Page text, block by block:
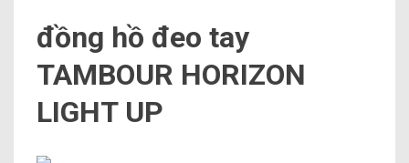
đồng hồ đeo tay
TAMBOUR HORIZON
LIGHT UP